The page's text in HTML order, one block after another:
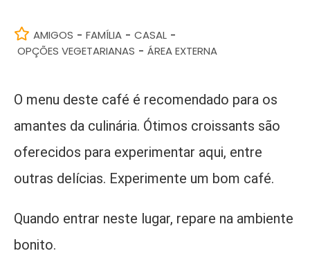
AMIGOS - FAMÍLIA - CASAL -
OPÇÕES VEGETARIANAS - ÁREA EXTERNA
O menu deste café é recomendado para os
amantes da culinária. Ótimos croissants são
oferecidos para experimentar aqui, entre
outras delícias. Experimente um bom café.
Quando entrar neste lugar, repare na ambiente
bonito.